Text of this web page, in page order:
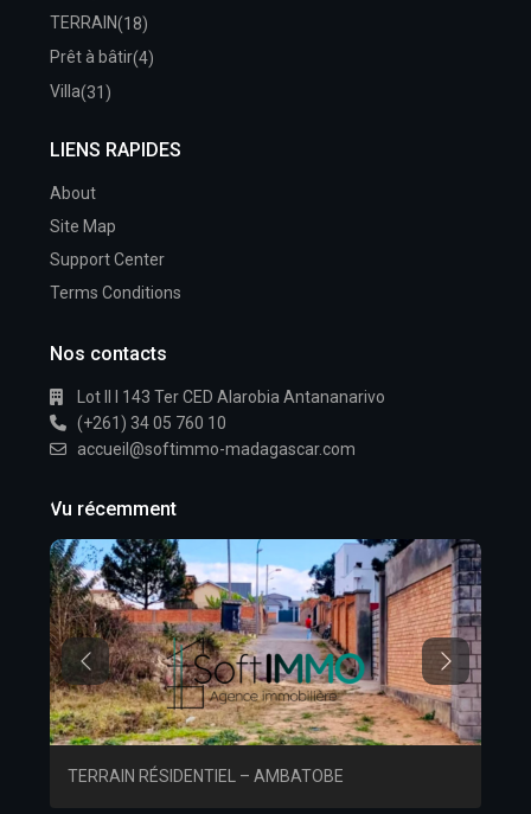
TERRAIN(18)
Prêt à bâtir(4)
Villa(31)
LIENS RAPIDES
About
Site Map
Support Center
Terms Conditions
Nos contacts
Lot II I 143 Ter CED Alarobia Antananarivo
(+261) 34 05 760 10
accueil@softimmo-madagascar.com
Vu récemment
TERRAIN RÉSIDENTIEL – AMBATOBE
Previous Next